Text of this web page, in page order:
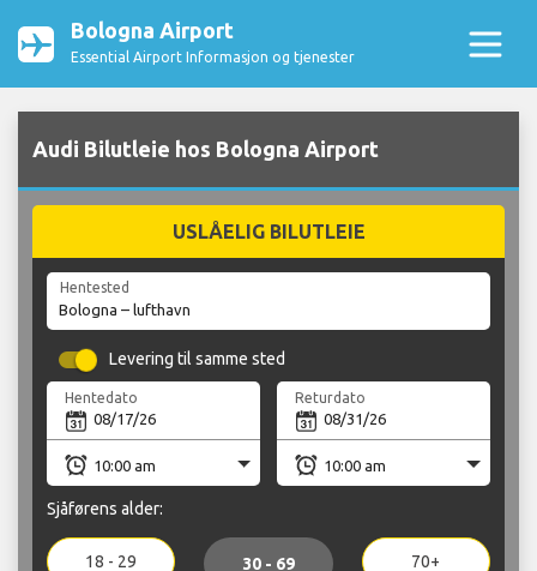
Bologna Airport
Essential Airport Informasjon og tjenester
Audi Bilutleie hos Bologna Airport
USLÅELIG BILUTLEIE
Hentested
Levering til samme sted
Hentedato Returdato
Sjåførens alder:
18 - 29 30 - 69 70+